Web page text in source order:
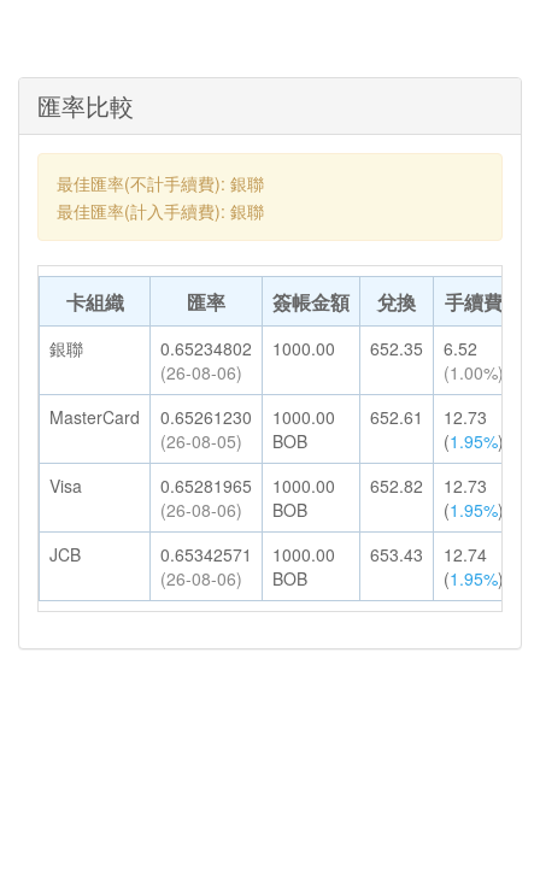
匯率比較
最佳匯率(不計手續費): 銀聯
最佳匯率(計入手續費): 銀聯
卡組織 匯率 簽帳金額 兌換 手續費
銀聯
0.65234802
(26-08-06)
1000.00 652.35
6.52
(1.00%)
MasterCard
0.65261230
(26-08-05)
1000.00
BOB
652.61
12.73
(1.95%)
Visa
0.65281965
(26-08-06)
1000.00
BOB
652.82
12.73
(1.95%)
JCB
0.65342571
(26-08-06)
1000.00
BOB
653.43
12.74
(1.95%)